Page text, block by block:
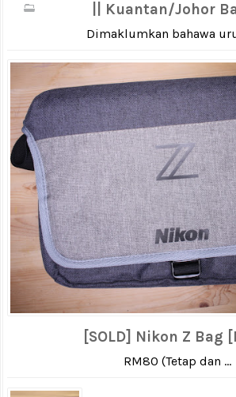
|| Kuantan/Johor
Dimaklumkan bahawa
[SOLD] Nikon Z Bag
RM80 (Tetap dan ...